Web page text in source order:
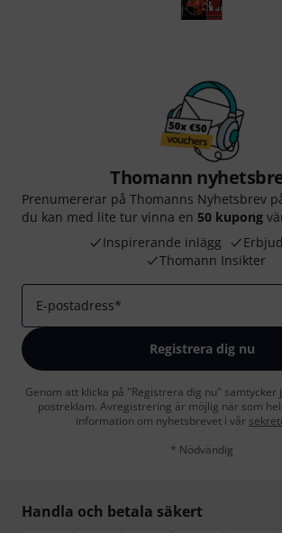
Thomann
Prenumererar på Thomanns Nyhetsbrev
du kan med lite tur vinna en 50 kupong
Inspirerande inlägg
Thomann Insikter
E-postadress*
Registrera dig nu
Genom att klicka på "Registrera dig nu" samtycker
postreklam. Avregistrering är möjlig när som
information om nyhetsbrevet i vår
* Nödvändig
Handla och betala säkert